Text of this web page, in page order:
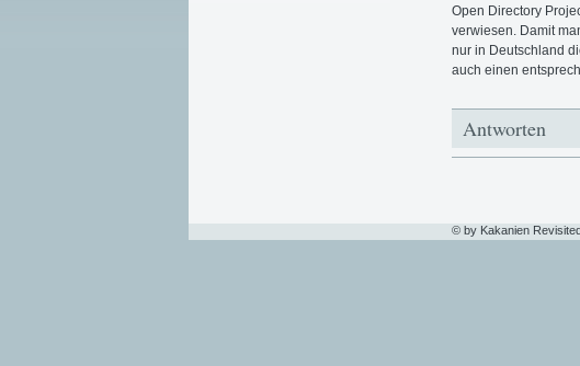
Open Directory
verwiesen. Damit
nur in Deutschland
auch einen
Antworten
© by Kakanien